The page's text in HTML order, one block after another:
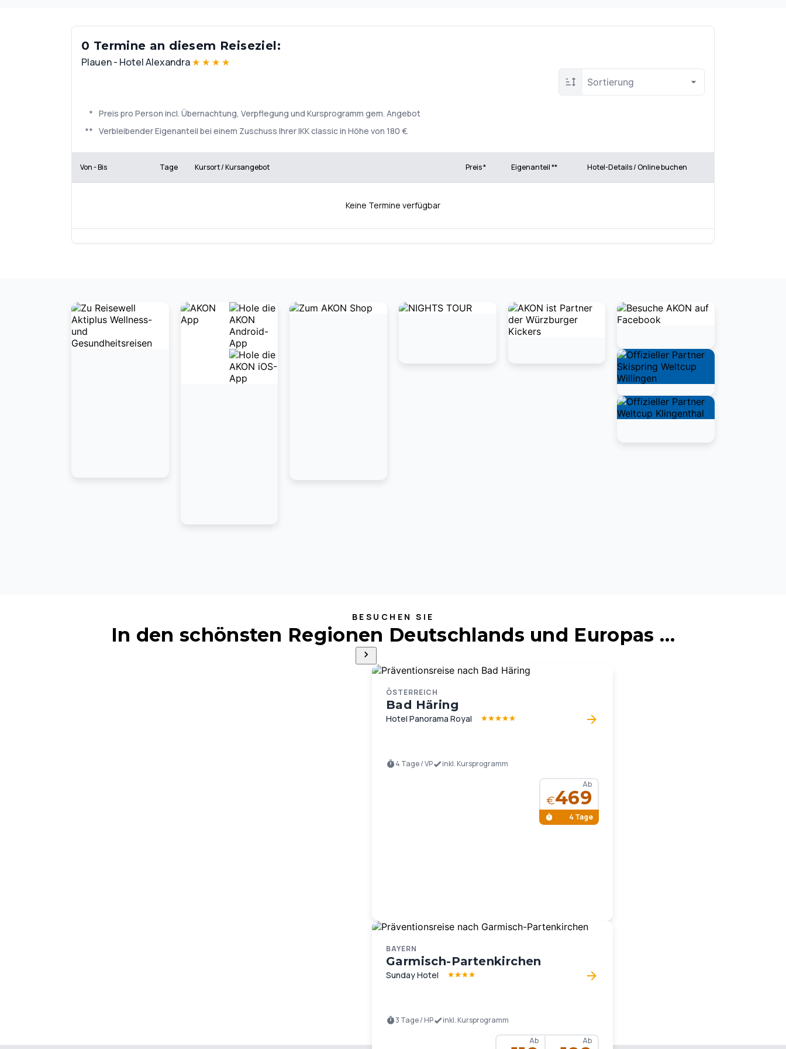
0 Termine an diesem Reiseziel:
Plauen - Hotel Alexandra★ ★ ★ ★
Sortierung
* Preis pro Person incl. Übernachtung, Verpflegung und Kursprogramm gem. Angebot
** Verbleibender Eigenanteil bei einem Zuschuss Ihrer IKK classic in Höhe von 180 €.
Von - Bis Tage Kursort / Kursangebot Preis * Eigenanteil ** Hotel-Details / Online buchen
Keine Termine verfügbar
BESUCHEN SIE
In den schönsten Regionen Deutschlands und Europas …
Ab
€469
4 Tage
ÖSTERREICH
Bad Häring
Hotel Panorama Royal
4 Tage / VP inkl. Kursprogramm
Ab Ab
BAYERN
Garmisch-Partenkirchen
Sunday Hotel
3 Tage / HP inkl. Kursprogramm